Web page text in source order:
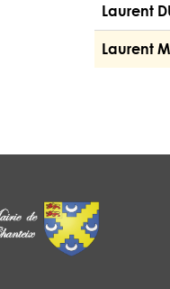
Laurent
Laurent